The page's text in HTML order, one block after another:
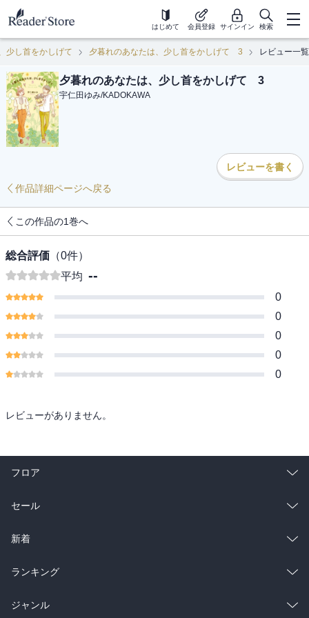
はじめて 会員登録 サインイン 検索
少し首をかしげて 夕暮れのあなたは、少し首をかしげて 3 レビュー一覧
夕暮れのあなたは、少し首をかしげて 3
宇仁田ゆみ/KADOKAWA
レビューを書く
作品詳細ページへ戻る
この作品の1巻へ
総合評価 （0件）
平均 --
0
0
0
0
0
レビューがありません。
フロア
総合
ラノベ
雑誌・グラビア
BL・TL
セール
総合
ラノベ
雑誌・グラビア
新着
総合
ラノベ
ランキング
総合
ジャンル